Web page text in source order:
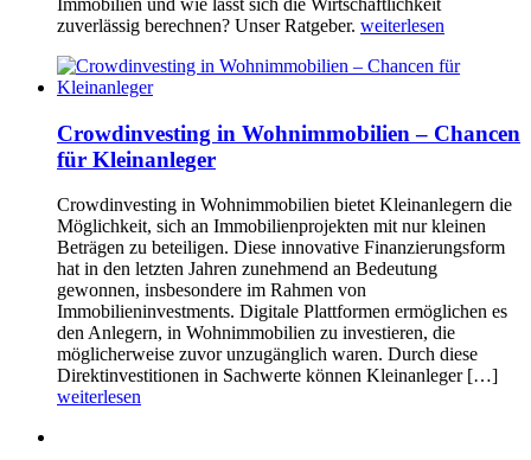
zuverlässig berechnen? Unser Ratgeber. weiterlesen
Crowdinvesting in Wohnimmobilien – Chancen
für Kleinanleger
Crowdinvesting in Wohnimmobilien bietet Kleinanlegern die
Möglichkeit, sich an Immobilienprojekten mit nur kleinen
Beträgen zu beteiligen. Diese innovative Finanzierungsform
hat in den letzten Jahren zunehmend an Bedeutung
gewonnen, insbesondere im Rahmen von
Immobilieninvestments. Digitale Plattformen ermöglichen es
den Anlegern, in Wohnimmobilien zu investieren, die
möglicherweise zuvor unzugänglich waren. Durch diese
Direktinvestitionen in Sachwerte können Kleinanleger […]
weiterlesen